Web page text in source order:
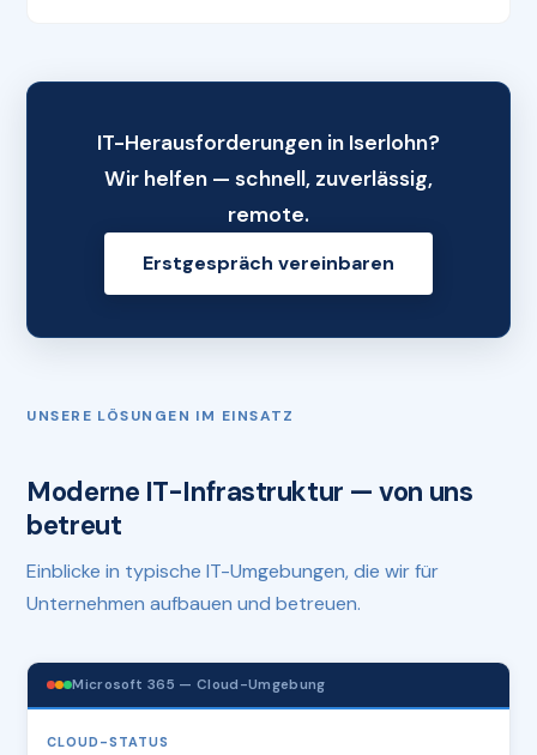
IT-Herausforderungen in Iserlohn?
Wir helfen — schnell, zuverlässig,
remote.
Erstgespräch vereinbaren
UNSERE LÖSUNGEN IM EINSATZ
Moderne IT-Infrastruktur — von uns
betreut
Einblicke in typische IT-Umgebungen, die wir für
Unternehmen aufbauen und betreuen.
Microsoft 365 — Cloud-Umgebung
CLOUD-STATUS